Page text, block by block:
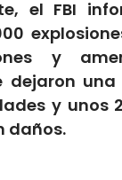
el FBI
y
dejaron
y unos
daños.